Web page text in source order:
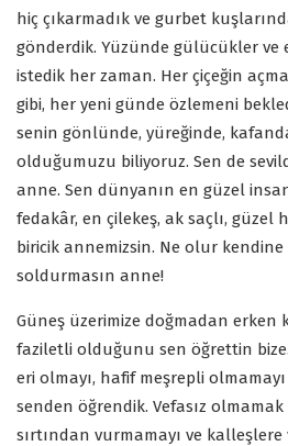
hiç çıkarmadık ve gurbet
gönderdik. Yüzünde gülücükler ve
istedik her zaman. Her çiçeğin
gibi, her yeni günde özlemeni
senin gönlünde, yüreğinde,
olduğumuzu biliyoruz. Sen de
anne. Sen dünyanın en güzel
fedakâr, en çilekeş, ak saçlı, güzel
biricik annemizsin. Ne olur kendine
soldurmasın anne!
Güneş üzerimize doğmadan erken
faziletli olduğunu sen öğrettin
eri olmayı, hafif meşrepli
senden öğrendik. Vefasız
sırtından vurmamayı ve